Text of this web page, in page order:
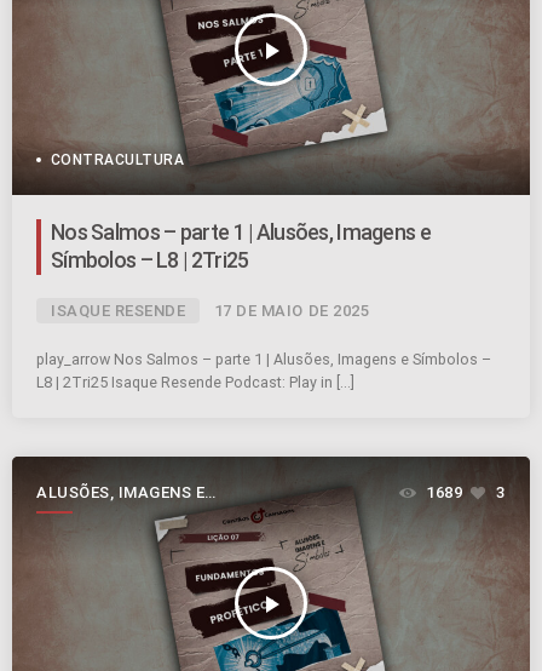
play_arrow
CONTRACULTURA
Nos Salmos – parte 1 | Alusões, Imagens e
Símbolos – L8 | 2Tri25
ISAQUE RESENDE 17 DE MAIO DE 2025
play_arrow Nos Salmos – parte 1 | Alusões, Imagens e Símbolos –
L8 | 2Tri25 Isaque Resende Podcast: Play in […]
ALUSÕES, IMAGENS E
SÍMBOLOS
play_arrow
1689 3